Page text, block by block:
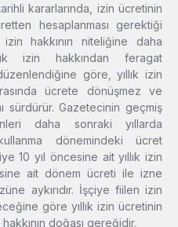
kararlarında, izin ücretinin
hesaplanması gerektiği
izin hakkının niteliğine daha
izin hakkından feragat
göre, yıllık izin
ücrete dönüşmez ve
sürdürür. Gazetecinin geçmiş
daha sonraki yıllarda
dönemindeki ücret
10 yıl öncesine ait yıllık izin
ait dönem ücreti ile izne
aykırıdır. İşçiye fiilen izin
göre yıllık izin ücretinin
doğası gereğidir.